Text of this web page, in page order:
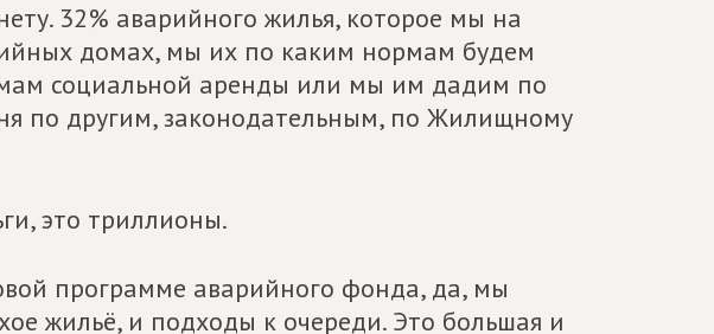
32% аварийного жилья, которое мы на
домах, мы их по каким нормам будем
социальной аренды или мы им дадим по
по другим, законодательным, по Жилищному
это триллионы.
программе аварийного фонда, да, мы
жильё, и подходы к очереди. Это большая и